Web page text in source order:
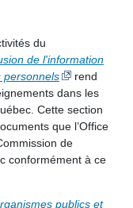
renseignements
concernant
aux citoyens
du
de l'information
personnels
rend
dans les
Cette section
que l’Office
de
conformément à ce
publics et